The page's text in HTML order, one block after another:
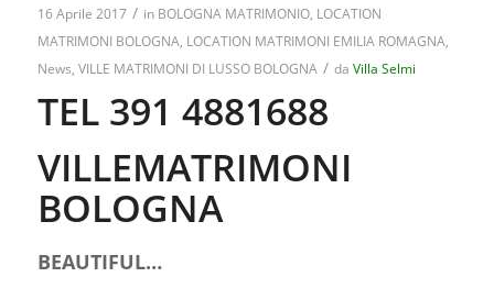
16 Aprile 2017 / in BOLOGNA MATRIMONIO, LOCATION
MATRIMONI BOLOGNA, LOCATION MATRIMONI EMILIA ROMAGNA,
News, VILLE MATRIMONI DI LUSSO BOLOGNA / da Villa Selmi
TEL 391 4881688
VILLEMATRIMONI
BOLOGNA
BEAUTIFUL…